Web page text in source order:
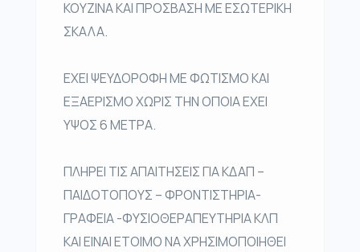
ΚΟΥΖΙΝΑ ΚΑΙ ΠΡΟΣΒΑΣΗ ΜΕ ΕΣΩΤΕΡΙΚΗ
ΣΚΑΛΑ.
ΕΧΕΙ ΨΕΥΔΟΡΟΦΗ ΜΕ ΦΩΤΙΣΜΟ ΚΑΙ
ΕΞΑΕΡΙΣΜΟ ΧΩΡΙΣ ΤΗΝ ΟΠΟΙΑ ΕΧΕΙ
ΥΨΟΣ 6 ΜΕΤΡΑ.
ΠΛΗΡΕΙ ΤΙΣ ΑΠΑΙΤΗΣΕΙΣ ΓΙΑ ΚΔΑΠ –
ΠΑΙΔΟΤΟΠΟΥΣ – ΦΡΟΝΤΙΣΤΗΡΙΑ-
ΓΡΑΦΕΙΑ -ΦΥΣΙΟΘΕΡΑΠΕΥΤΗΡΙΑ ΚΛΠ
ΚΑΙ ΕΙΝΑΙ ΕΤΟΙΜΟ ΝΑ ΧΡΗΣΙΜΟΠΟΙΗΘΕΙ